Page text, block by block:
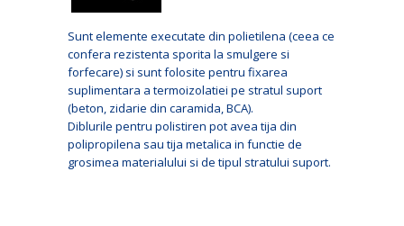
Sunt elemente executate din polietilena (ceea ce
confera rezistenta sporita la smulgere si
forfecare) si sunt folosite pentru fixarea
suplimentara a termoizolatiei pe stratul suport
(beton, zidarie din caramida, BCA).
Diblurile pentru polistiren pot avea tija din
polipropilena sau tija metalica in functie de
grosimea materialului si de tipul stratului suport.